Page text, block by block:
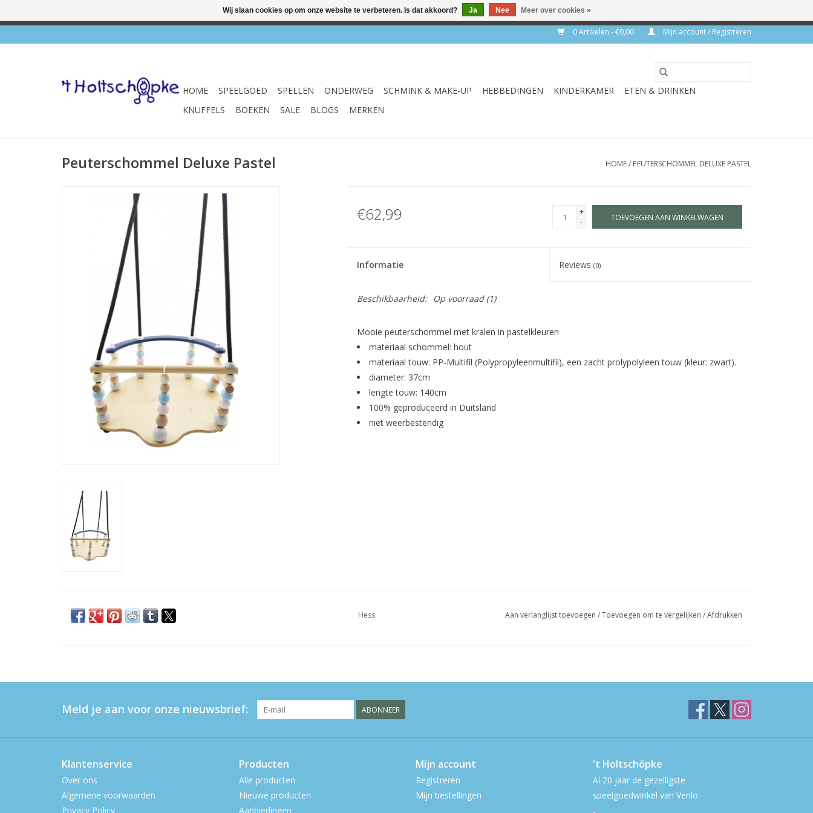
0 Artikelen - €0,00 Mijn account / Registreren
HOME SPEELGOED SPELLEN ONDERWEG SCHMINK & MAKE-UP HEBBEDINGEN KINDERKAMER
ETEN & DRINKEN
KNUFFELS
BOEKEN SALE BLOGS MERKEN
Peuterschommel Deluxe Pastel HOME/ PEUTERSCHOMMEL DELUXE PASTEL
€62,99
+
-
TOEVOEGEN AAN WINKELWAGEN
Informatie Reviews(0)
Beschikbaarheid: Op voorraad(1)
Mooie peuterschommel met kralen in pastelkleuren
materiaal schommel: hout
materiaal touw: PP-Multifil (Polypropyleenmultifil), een zacht prolypolyleen touw (kleur: zwart).
diameter: 37cm
lengte touw: 140cm
100% geproduceerd in Duitsland
niet weerbestendig
Hess Aan verlanglijst toevoegen /Toevoegen om te vergelijken /Afdrukken
Meld je aan voor onze nieuwsbrief: ABONNEER
Klantenservice
Over ons
Algemene voorwaarden
Privacy Policy
Producten
Alle producten
Nieuwe producten
Aanbiedingen
Mijn account
Registreren
Mijn bestellingen
't Holtschöpke
Al 20 jaar de gezelligste
speelgoedwinkel van Venlo
Wij slaan cookies op om onze website te verbeteren. Is dat akkoord? Ja Nee Meer over cookies »
✔ Winkel & webshop ✔ Gratis verzenden vanaf €75 ✔ Levertijd 1-3 werkdagen